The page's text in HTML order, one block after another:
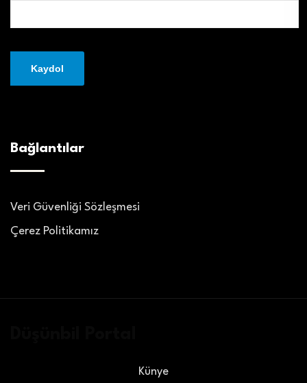
Bağlantılar
Veri Güvenliği Sözleşmesi
Çerez Politikamız
Künye